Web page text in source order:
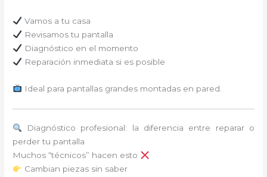
Vamos a tu casa
Revisamos tu pantalla
Diagnóstico en el momento
Reparación inmediata si es posible
Ideal para pantallas grandes montadas en pared.
Diagnóstico profesional: la diferencia entre reparar o
perder tu pantalla
Muchos “técnicos” hacen esto
Cambian piezas sin saber